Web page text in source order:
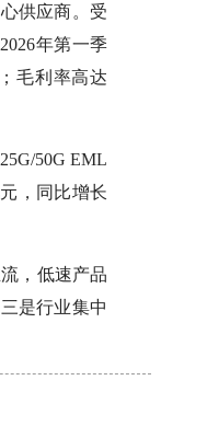
供应商。受
年第一季
毛利率高达
50G EML
，同比增长
，低速产品
是行业集中